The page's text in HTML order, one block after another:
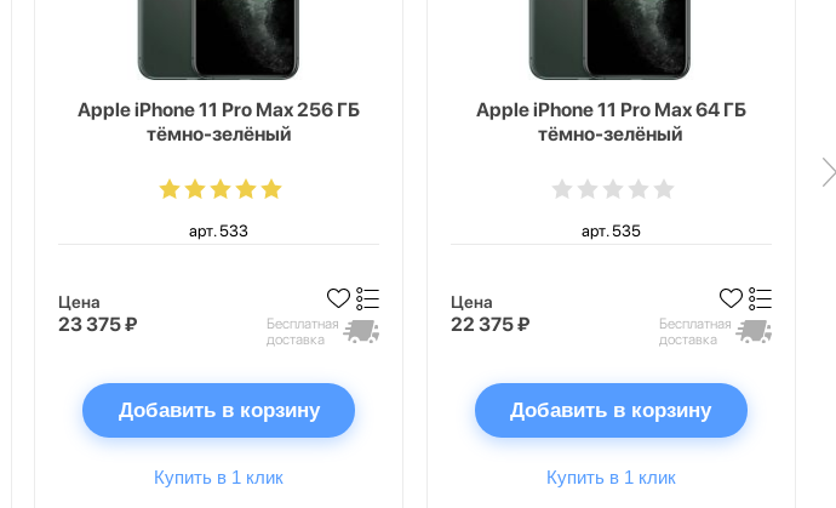
Apple iPhone 11 Pro Max 256 ГБ
тёмно-зелёный
арт. 533
Цена
23 375 ₽
Бесплатная
доставка
Добавить в корзину
Купить в 1 клик
Apple iPhone 11 Pro Max 64 ГБ
тёмно-зелёный
арт. 535
Цена
22 375 ₽
Бесплатная
доставка
Добавить в корзину
Купить в 1 клик